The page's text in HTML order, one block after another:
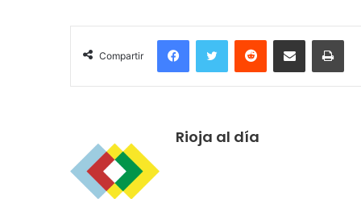
Compartir
Rioja al día